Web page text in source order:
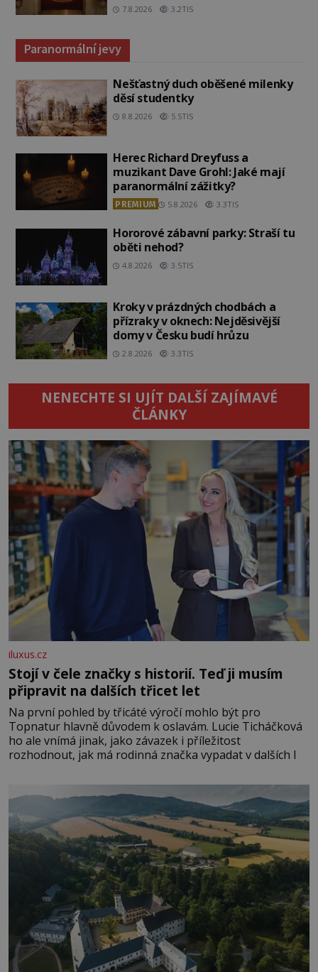
7.8.2026 3.2TIS
Paranormální jevy
Nešťastný duch oběšené milenky
děsí studentky
8.8.2026 5.5TIS
Herec Richard Dreyfuss a
muzikant Dave Grohl: Jaké mají
paranormální zážitky?
PREMIUM 5.8.2026 3.3TIS
Hororové zábavní parky: Straší tu
oběti nehod?
4.8.2026 3.5TIS
Kroky v prázdných chodbách a
přízraky v oknech: Nejděsivější
domy v Česku budí hrůzu
2.8.2026 3.3TIS
NENECHTE SI UJÍT DALŠÍ ZAJÍMAVÉ
ČLÁNKY
iluxus.cz
Stojí v čele značky s historií. Teď ji musím
připravit na dalších třicet let
Na první pohled by třicáté výročí mohlo být pro
Topnatur hlavně důvodem k oslavám. Lucie Ticháčková
ho ale vnímá jinak, jako závazek i příležitost
rozhodnout, jak má rodinná značka vypadat v dalších l